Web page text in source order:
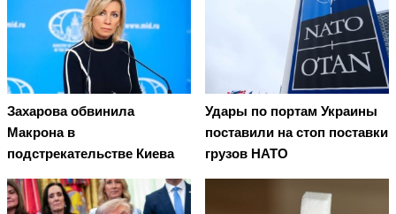
Захарова обвинила
Макрона в
подстрекательстве Киева
Удары по портам Украины
поставили на стоп поставки
грузов НАТО